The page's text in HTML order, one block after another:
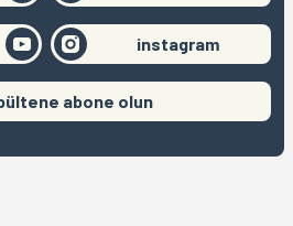
instagram
abone olun